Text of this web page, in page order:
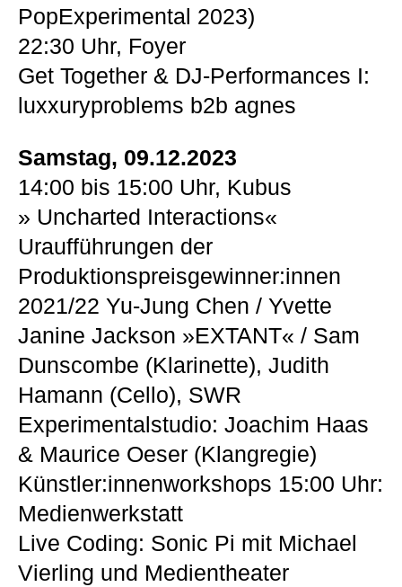
PopExperimental 2023)
22:30 Uhr, Foyer
Get Together & DJ-Performances I:
luxxuryproblems b2b agnes
Samstag, 09.12.2023
14:00 bis 15:00 Uhr, Kubus
» Uncharted Interactions«
Uraufführungen der
Produktionspreisgewinner:innen
2021/22 Yu-Jung Chen / Yvette
Janine Jackson »EXTANT« / Sam
Dunscombe (Klarinette), Judith
Hamann (Cello), SWR
Experimentalstudio: Joachim Haas
& Maurice Oeser (Klangregie)
Künstler:innenworkshops 15:00 Uhr:
Medienwerkstatt
Live Coding: Sonic Pi mit Michael
Vierling und Medientheater